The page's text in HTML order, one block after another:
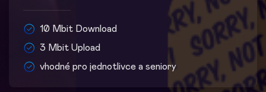
10 Mbit Download
3 Mbit Upload
vhodné pro jednotlivce a seniory